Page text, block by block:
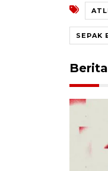
SEPAK